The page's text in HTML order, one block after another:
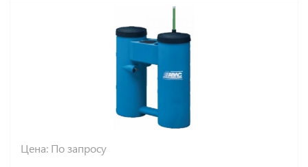
Цена: По запросу